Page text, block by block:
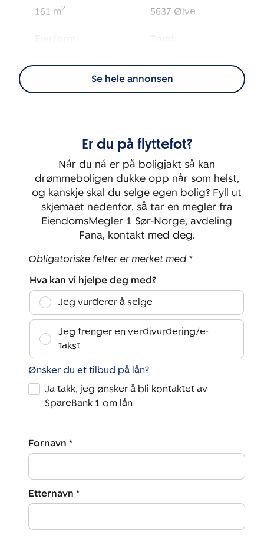
161 m2
5637 Ølve
Byggeår:
6
Soverom:
4
Se hele annonsen
Er du på flyttefot?
Når du nå er på boligjakt så kan
drømmeboligen dukke opp når som helst,
og kanskje skal du selge egen bolig? Fyll ut
skjemaet nedenfor, så tar en megler fra
EiendomsMegler 1 Sør-Norge, avdeling
Fana, kontakt med deg.
Obligatoriske felter er merket med *
Hva kan vi hjelpe deg med?
Jeg vurderer å selge
Jeg trenger en verdivurdering/e-
takst
Ønsker du et tilbud på lån?
Ja takk, jeg ønsker å bli kontaktet av
SpareBank 1 om lån
Fornavn *
Etternavn *